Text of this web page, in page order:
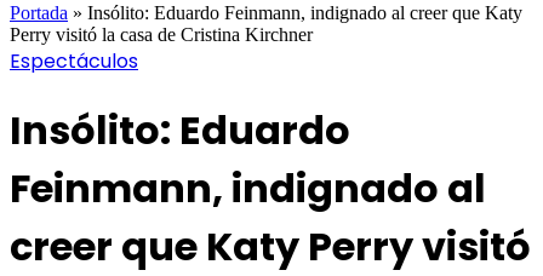
Portada » Insólito: Eduardo Feinmann, indignado al creer que Katy
Perry visitó la casa de Cristina Kirchner
Espectáculos
Insólito: Eduardo
Feinmann, indignado al
creer que Katy Perry visitó